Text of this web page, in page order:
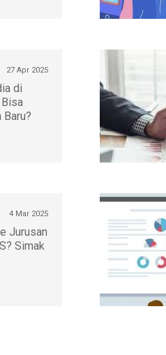
27 Apr 2025
di
Bisa
4 Mar 2025
Jurusan
Simak